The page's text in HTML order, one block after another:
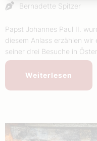
Bernadette Spitzer
Papst Johannes Paul II.
diesem Anlass erzählen
seiner drei Besuche in
Weiterlesen